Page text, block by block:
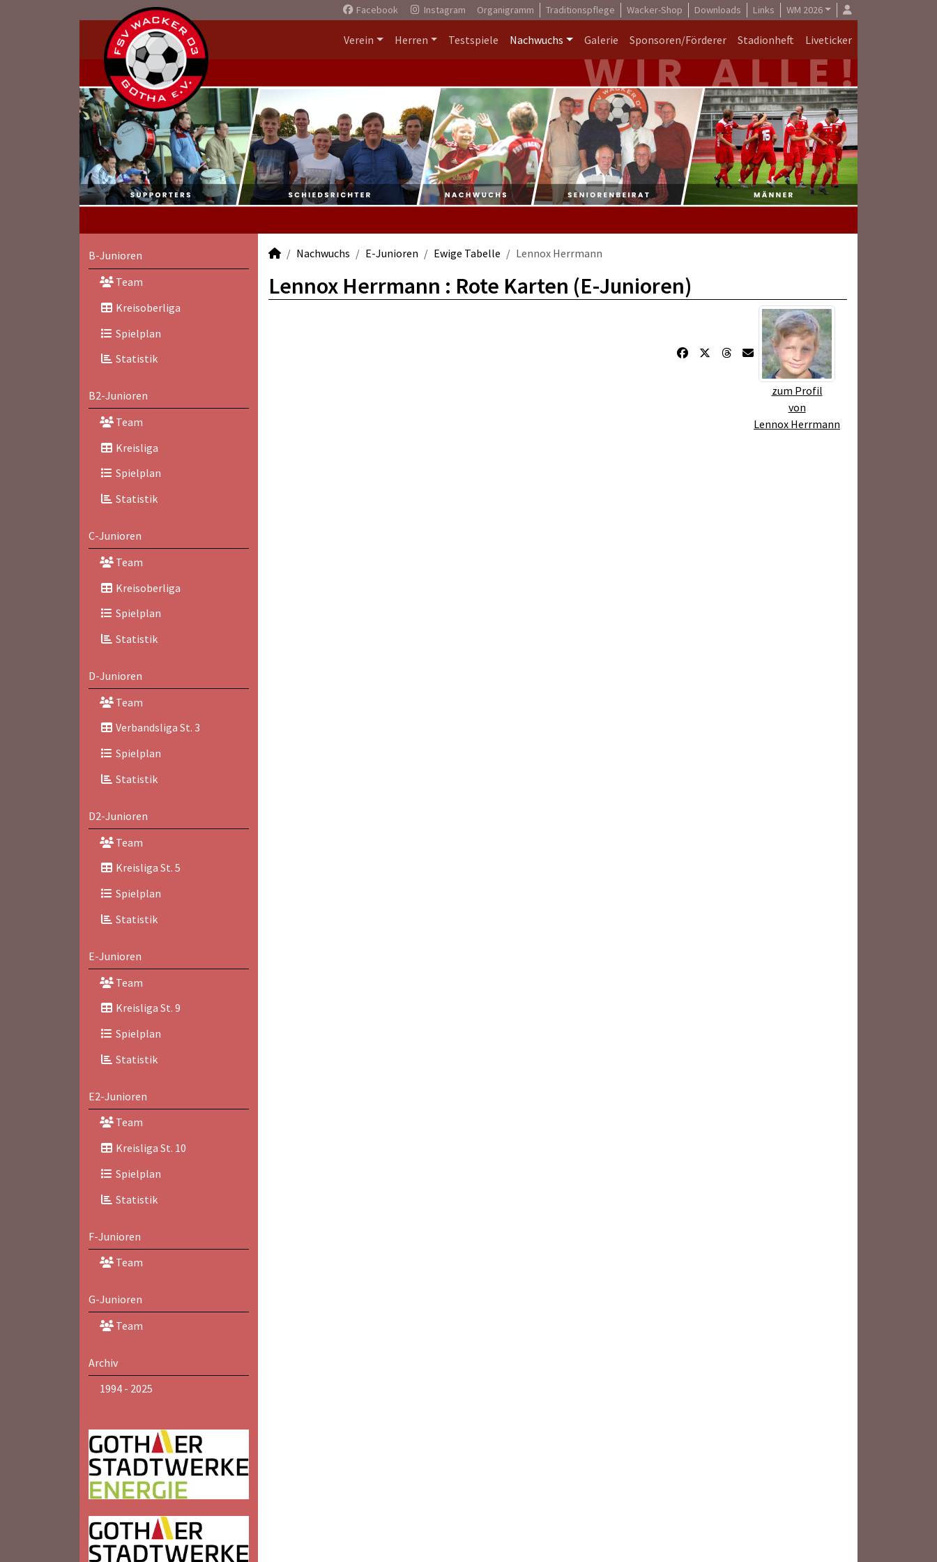
Facebook Instagram Organigramm Traditionspflege Wacker-Shop Downloads Links WM 2026
Verein Herren Testspiele Nachwuchs Galerie Sponsoren/Förderer Stadionheft Liveticker
B-Junioren
Team
Kreisoberliga
Spielplan
Statistik
B2-Junioren
Team
Kreisliga
Spielplan
Statistik
C-Junioren
Team
Kreisoberliga
Spielplan
Statistik
D-Junioren
Team
Verbandsliga St. 3
Spielplan
Statistik
D2-Junioren
Team
Kreisliga St. 5
Spielplan
Statistik
E-Junioren
Team
Kreisliga St. 9
Spielplan
Statistik
E2-Junioren
Team
Kreisliga St. 10
Spielplan
Statistik
F-Junioren
Team
G-Junioren
Team
Archiv
1994 - 2025
Nachwuchs E-Junioren Ewige Tabelle Lennox Herrmann
Lennox Herrmann : Rote Karten (E-Junioren)
zum Profil
von
Lennox Herrmann